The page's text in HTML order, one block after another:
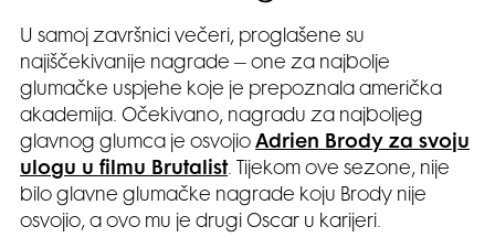
U samoj završnici večeri, proglašene su
najiščekivanije nagrade – one za najbolje
glumačke uspjehe koje je prepoznala američka
akademija. Očekivano, nagradu za najboljeg
glavnog glumca je osvojio Adrien Brody za svoju
ulogu u filmu Brutalist. Tijekom ove sezone, nije
bilo glavne glumačke nagrade koju Brody nije
osvojio, a ovo mu je drugi Oscar u karijeri.